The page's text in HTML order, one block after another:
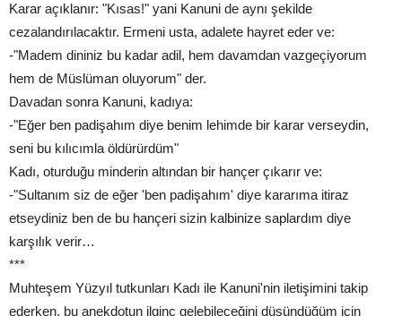
Karar açıklanır: "Kısas!" yani Kanuni de aynı şekilde
cezalandırılacaktır. Ermeni usta, adalete hayret eder ve:
-"Madem dininiz bu kadar adil, hem davamdan vazgeçiyorum
hem de Müslüman oluyorum" der.
Davadan sonra Kanuni, kadıya:
-"Eğer ben padişahım diye benim lehimde bir karar verseydin,
seni bu kılıcımla öldürürdüm"
Kadı, oturduğu minderin altından bir hançer çıkarır ve:
-"Sultanım siz de eğer 'ben padişahım' diye kararıma itiraz
etseydiniz ben de bu hançeri sizin kalbinize saplardım diye
karşılık verir…
***
Muhteşem Yüzyıl tutkunları Kadı ile Kanuni'nin iletişimini takip
ederken, bu anekdotun ilginç gelebileceğini düşündüğüm için